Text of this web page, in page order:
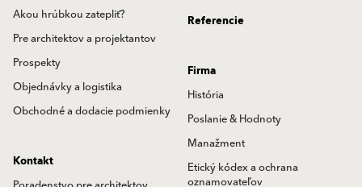
Akou hrúbkou zatepliť?
Pre architektov a projektantov
Prospekty
Objednávky a logistika
Obchodné a dodacie podmienky
Referencie
Firma
História
Poslanie & Hodnoty
Manažment
Etický kódex a ochrana
oznamovateľov
Kontakt
Poradenstvo pre architektov